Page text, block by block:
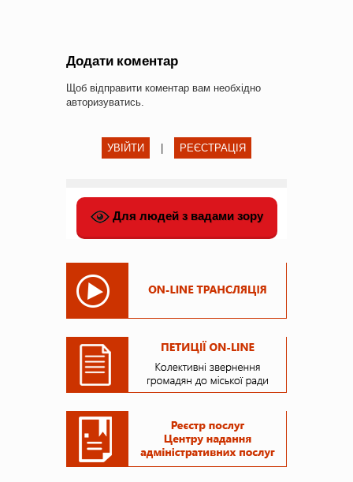
Додати коментар
Щоб відправити коментар вам необхідно
авторизуватись
УВІЙТИ РЕЄСТРАЦІЯ
Для людей з вадами зору